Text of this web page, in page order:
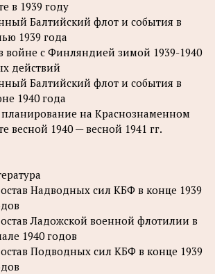
в 1939 году
Балтийский флот и события в
1939 года
войне с Финляндией зимой 1939-1940
действий
Балтийский флот и события в
1940 года
на Краснознаменном
весной 1940 — весной 1941 гг.
Надводных сил КБФ в конце 1939
Ладожской военной флотилии в
1940 годов
Подводных сил КБФ в конце 1939